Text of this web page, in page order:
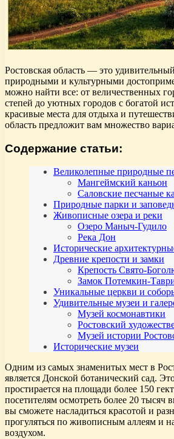
Ростовская область — это
природными и культурными
можно найти все: от величественных
степей до уютных городов с богатой
красивые места для отдыха и
область предложит вам множество
Содержание статьи:
Великолепные природные
Мангеймский каньон
Саловские песчаные
Природные парки и
Живописные озера и реки
Озеро Маныч-Гудило
Река Дон
Исторические
Древние крепости и замки
Крепость Свято-
Замок Потемкин-
Уникальные церкви и
Удивительные музеи и
Музей космонавтики
Ростовский
Музей истории
Исторические музеи
Одним из самых знаменитых мест в
является Донской ботанический сад.
простирается на площади более 150
посетителям осмотреть более 20 тысяч
вы сможете насладиться красотой и
прогуляться по живописным аллеям и
воздухом.